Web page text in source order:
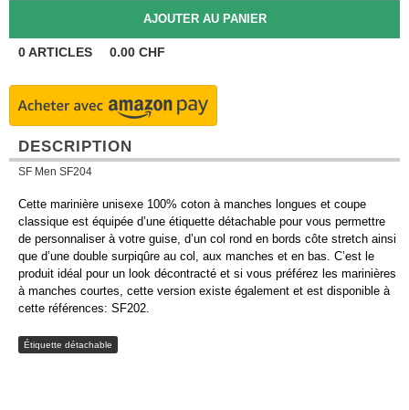
0ARTICLES 0.00 CHF
DESCRIPTION
SF Men SF204
Cette marinière unisexe 100% coton à manches longues et coupe
classique est équipée d’une étiquette détachable pour vous permettre
de personnaliser à votre guise, d’un col rond en bords côte stretch ainsi
que d’une double surpiqûre au col, aux manches et en bas. C’est le
produit idéal pour un look décontracté et si vous préférez les marinières
à manches courtes, cette version existe également et est disponible à
cette références: SF202.
Étiquette détachable